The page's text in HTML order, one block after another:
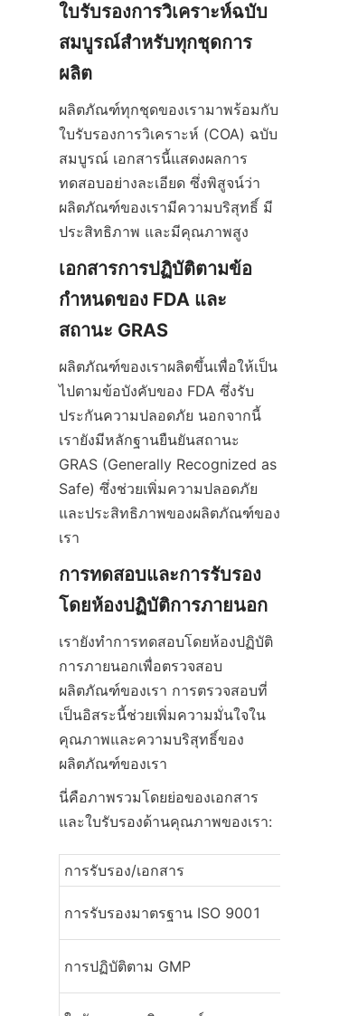
ใบรับรองการวิเคราะห์ฉบับ
สมบูรณ์สำหรับทุกชุดการ
ผลิต
ผลิตภัณฑ์ทุกชุดของเรามาพร้อมกับ
ใบรับรองการวิเคราะห์ (COA) ฉบับ
สมบูรณ์ เอกสารนี้แสดงผลการ
ทดสอบอย่างละเอียด ซึ่งพิสูจน์ว่า
ผลิตภัณฑ์ของเรามีความบริสุทธิ์ มี
ประสิทธิภาพ และมีคุณภาพสูง
เอกสารการปฏิบัติตามข้อ
กำหนดของ FDA และ
สถานะ GRAS
ผลิตภัณฑ์ของเราผลิตขึ้นเพื่อให้เป็น
ไปตามข้อบังคับของ FDA ซึ่งรับ
ประกันความปลอดภัย นอกจากนี้
เรายังมีหลักฐานยืนยันสถานะ
GRAS (Generally Recognized as
Safe) ซึ่งช่วยเพิ่มความปลอดภัย
และประสิทธิภาพของผลิตภัณฑ์ของ
เรา
การทดสอบและการรับรอง
โดยห้องปฏิบัติการภายนอก
เรายังทำการทดสอบโดยห้องปฏิบัติ
การภายนอกเพื่อตรวจสอบ
ผลิตภัณฑ์ของเรา การตรวจสอบที่
เป็นอิสระนี้ช่วยเพิ่มความมั่นใจใน
คุณภาพและความบริสุทธิ์ของ
ผลิตภัณฑ์ของเรา
นี่คือภาพรวมโดยย่อของเอกสาร
และใบรับรองด้านคุณภาพของเรา:
การรับรอง/เอกสาร
การรับรองมาตรฐาน ISO 9001
การปฏิบัติตาม GMP